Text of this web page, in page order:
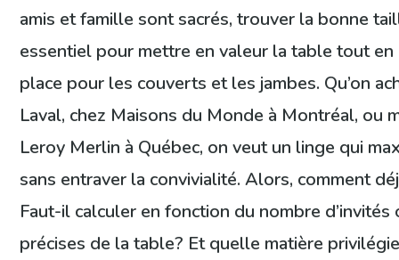
amis et famille sont sacrés, trouver la bonne
essentiel pour mettre en valeur la table tout en
place pour les couverts et les jambes. Qu’on
Laval, chez Maisons du Monde à Montréal, ou
Leroy Merlin à Québec, on veut un linge qui
sans entraver la convivialité. Alors, comment
Faut-il calculer en fonction du nombre d’invités
précises de la table? Et quelle matière